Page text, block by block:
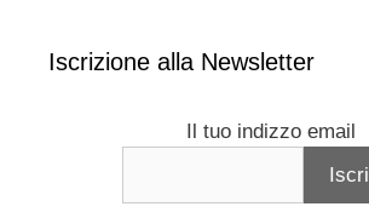
Iscrizione alla Newsletter
Il tuo indizzo email